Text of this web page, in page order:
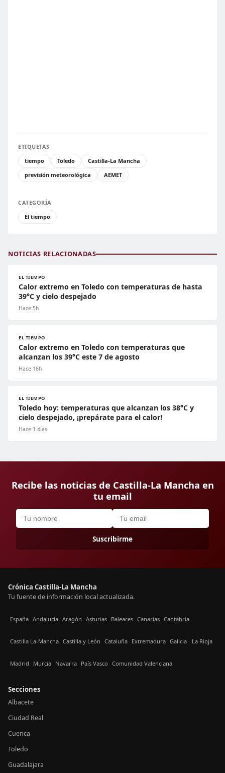
ETIQUETAS
tiempo
Toledo
Castilla-La Mancha
previsión meteorológica
AEMET
CATEGORÍA
El tiempo
NOTICIAS RELACIONADAS
EL TIEMPO
Calor extremo en Toledo con temperaturas de hasta
39°C y cielo despejado
Hace 5h
EL TIEMPO
Calor extremo en Toledo con temperaturas que
alcanzan los 39°C este 7 de agosto
Hace 16h
EL TIEMPO
Toledo hoy: temperaturas que alcanzan los 38°C y
cielo despejado, ¡prepárate para el calor!
Hace 1 días
Recibe las noticias de Castilla-La Mancha en
tu email
Suscribirme
Crónica Castilla-La Mancha
Tu fuente de información local actualizada.
España Andalucía Aragón Asturias Baleares Canarias Cantabria
Castilla La-Mancha Castilla y León Cataluña Extremadura Galicia La Rioja
Madrid Murcia Navarra País Vasco Comunidad Valenciana
Secciones
Albacete
Ciudad Real
Cuenca
Toledo
Guadalajara